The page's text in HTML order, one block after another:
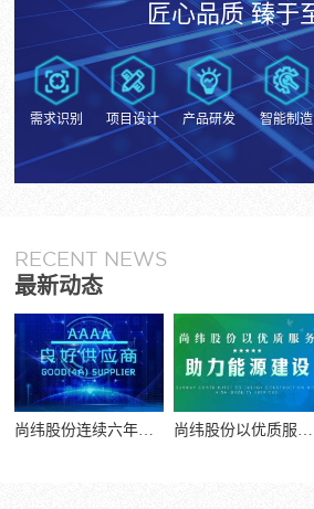
匠心品质 臻于
需求识别 项目设计 产品研发 智能制造
RECENT NEWS
最新动态
尚纬股份连续六年获评中国核电工程有限PG国际,pg,PG4A级（良好）供应商 尚纬股份以优质服务助力能源建设